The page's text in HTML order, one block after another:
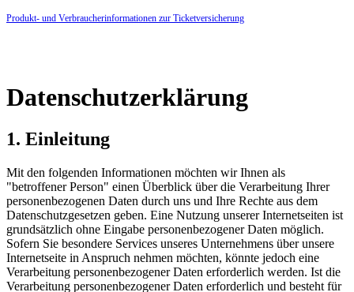
Produkt- und Verbraucherinformationen zur Ticketversicherung
Datenschutzerklärung
1. Einleitung
Mit den folgenden Informationen möchten wir Ihnen als
"betroffener Person" einen Überblick über die Verarbeitung Ihrer
personenbezogenen Daten durch uns und Ihre Rechte aus dem
Datenschutzgesetzen geben. Eine Nutzung unserer Internetseiten ist
grundsätzlich ohne Eingabe personenbezogener Daten möglich.
Sofern Sie besondere Services unseres Unternehmens über unsere
Internetseite in Anspruch nehmen möchten, könnte jedoch eine
Verarbeitung personenbezogener Daten erforderlich werden. Ist die
Verarbeitung personenbezogener Daten erforderlich und besteht für